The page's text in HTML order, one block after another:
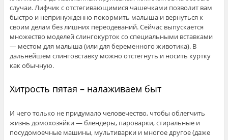
случаи. Лифчик с отстегивающимися чашечками позволит вам
быстро и непринужденно покормить малыша и вернуться к
своим делам без лишних переодеваний. Сейчас выпускается
множество моделей слингокурток со специальными вставками
— местом для малыша (или для беременного животика). В
дальнейшем слинговставку можно отстегнуть и носить куртку
как обычную.
Хитрость пятая – налаживаем быт
И чего только не придумало человечество, чтобы облегчить
жизнь домохозяйки — блендеры, пароварки, стиральные и
посудомоечные машины, мультиварки и многое другое (даже